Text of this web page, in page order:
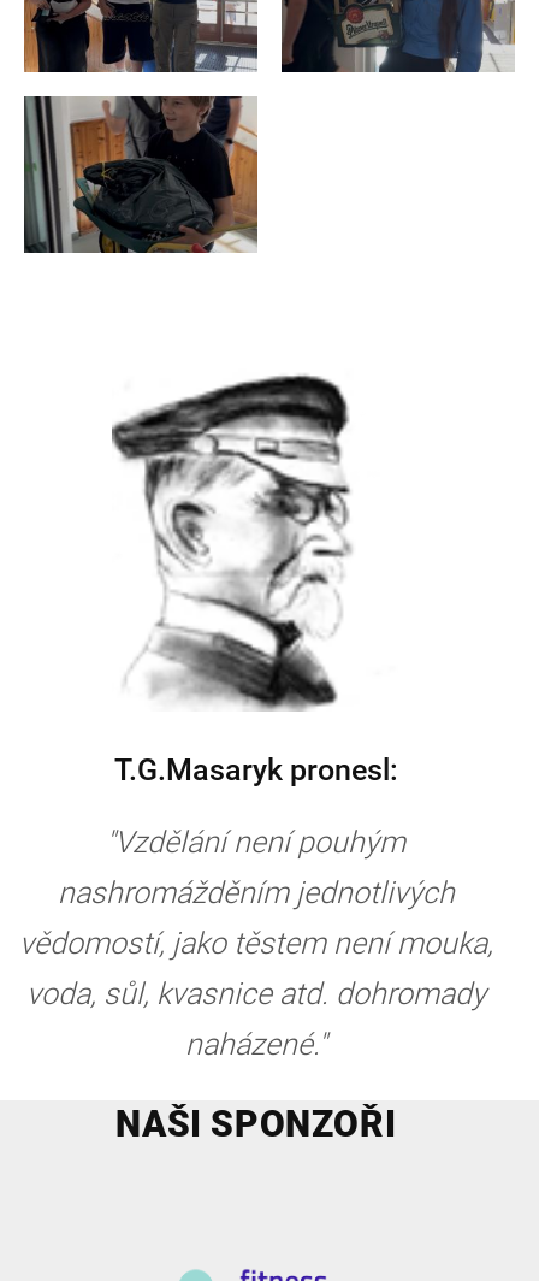
T.G.Masaryk pronesl:
"Vzdělání není pouhým
nashromážděním jednotlivých
vědomostí, jako těstem není mouka,
voda, sůl, kvasnice atd. dohromady
naházené."
NAŠI SPONZOŘI